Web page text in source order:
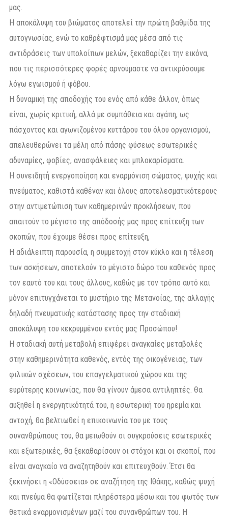
μας.
Η αποκάλυψη του βιώματος αποτελεί την πρώτη βαθμίδα της
αυτογνωσίας, ενώ το καθρέφτισμά μας μέσα από τις
αντιδράσεις των υπολοίπων μελών, ξεκαθαρίζει την εικόνα,
που τις περισσότερες φορές αρνούμαστε να αντικρύσουμε
λόγω εγωισμού ή φόβου.
Η δυναμική της αποδοχής του ενός από κάθε άλλον, όπως
είναι, χωρίς κριτική, αλλά με συμπάθεια και αγάπη, ως
πάσχοντος και αγωνιζομένου κυττάρου του όλου οργανισμού,
απελευθερώνει τα μέλη από πάσης φύσεως εσωτερικές
αδυναμίες, φοβίες, ανασφάλειες και μπλοκαρίσματα.
Η συνειδητή ενεργοποίηση και εναρμόνιση σώματος, ψυχής και
πνεύματος, καθιστά καθέναν και όλους αποτελεσματικότερους
στην αντιμετώπιση των καθημερινών προκλήσεων, που
απαιτούν το μέγιστο της απόδοσής μας προς επίτευξη των
σκοπών, που έχουμε θέσει προς επίτευξη,
Η αδιάλειπτη παρουσία, η συμμετοχή στον κύκλο και η τέλεση
των ασκήσεων, αποτελούν το μέγιστο δώρο του καθενός προς
τον εαυτό του και τους άλλους, καθώς με τον τρόπο αυτό και
μόνον επιτυγχάνεται το μυστήριο της Μετανοίας, της αλλαγής
δηλαδή πνευματικής κατάστασης προς την σταδιακή
αποκάλυψη του κεκρυμμένου εντός μας Προσώπου!
Η σταδιακή αυτή μεταβολή επιφέρει αναγκαίες μεταβολές
στην καθημερινότητα καθενός, εντός της οικογένειας, των
φιλικών σχέσεων, του επαγγελματικού χώρου και της
ευρύτερης κοινωνίας, που θα γίνουν άμεσα αντιληπτές. Θα
αυξηθεί η ενεργητικότητά του, η εσωτερική του ηρεμία και
αντοχή, θα βελτιωθεί η επικοινωνία του με τους
συνανθρώπους του, θα μειωθούν οι συγκρούσεις εσωτερικές
και εξωτερικές, θα ξεκαθαρίσουν οι στόχοι και οι σκοποί, που
είναι αναγκαίο να αναζητηθούν και επιτευχθούν. Έτσι θα
ξεκινήσει η «Οδύσσεια» σε αναζήτηση της Ιθάκης, καθώς ψυχή
και πνεύμα θα φωτίζεται πληρέστερα μέσω και του φωτός των
θετικά εναρμονισμένων μαζί του συνανθρώπων του. Η